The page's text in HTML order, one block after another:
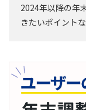
2024年以降の年
きたいポイント